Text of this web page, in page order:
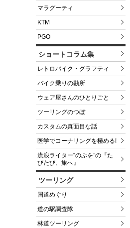
マラグーティ
KTM
PGO
ショートコラム集
レトロバイク・グラフティ
バイク乗りの勘所
ウェア屋さんのひとりごと
ツーリングのつぼ
カスタムの真面目な話
医学でコーナリングを極める!
流浪ライター“のぶを”の『た
びたび、旅へ』
ツーリング
国道めぐり
道の駅調査隊
林道ツーリング